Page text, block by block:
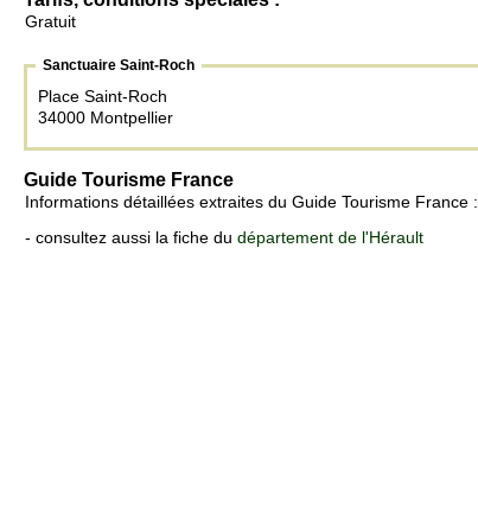
Gratuit
Sanctuaire Saint-Roch
Place Saint-Roch
34000 Montpellier
Guide Tourisme France
Informations détaillées extraites du Guide Tourisme France :
- consultez aussi la fiche du département de l'Hérault